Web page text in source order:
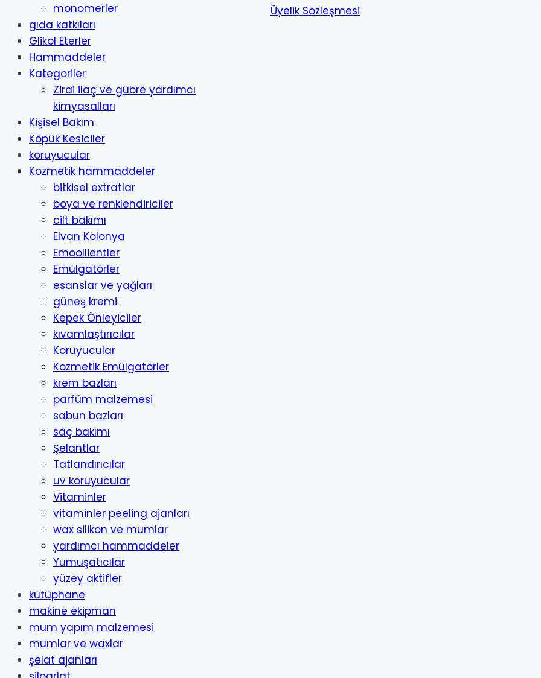
monomerler
gıda katkıları
Glikol Eterler
Hammaddeler
Kategoriler
Zirai ilaç ve gübre yardımcı
kimyasalları
Kişisel Bakım
Köpük Kesiciler
koruyucular
Kozmetik hammaddeler
bitkisel extratlar
boya ve renklendiriciler
cilt bakımı
Elvan Kolonya
Emoollientler
Emülgatörler
esanslar ve yağları
güneş kremi
Kepek Önleyiciler
kıvamlaştırıcılar
Koruyucular
Kozmetik Emülgatörler
krem bazları
parfüm malzemesi
sabun bazları
saç bakımı
Şelantlar
Tatlandırıcılar
uv koruyucular
Vitaminler
vitaminler peeling ajanları
wax silikon ve mumlar
yardımcı hammaddeler
Yumuşatıcılar
yüzey aktifler
kütüphane
makine ekipman
mum yapım malzemesi
mumlar ve waxlar
şelat ajanları
Üyelik Sözleşmesi